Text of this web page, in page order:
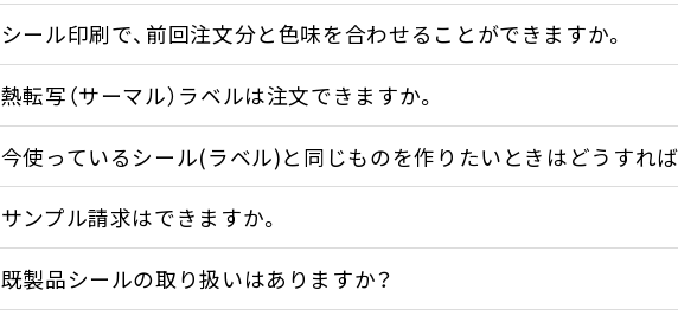
シール印刷で、前回注文分と色味を合わせることができますか。
熱転写（サーマル）ラベルは注文できますか。
今使っているシール(ラベル)と同じものを作りたいときはどうすれ
サンプル請求はできますか。
既製品シールの取り扱いはありますか？